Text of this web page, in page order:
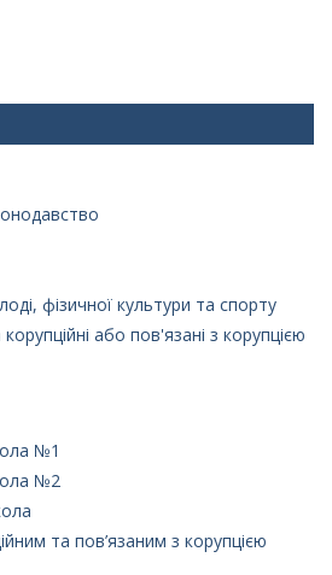
фізичної культури та спорту
корупційні або пов'язані з корупцією
№1
№2
та пов’язаним з корупцією